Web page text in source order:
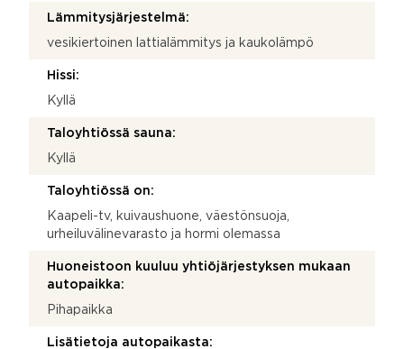
Lämmitysjärjestelmä:
vesikiertoinen lattialämmitys ja kaukolämpö
Hissi:
Kyllä
Taloyhtiössä sauna:
Kyllä
Taloyhtiössä on:
Kaapeli-tv, kuivaushuone, väestönsuoja,
urheiluvälinevarasto ja hormi olemassa
Huoneistoon kuuluu yhtiöjärjestyksen mukaan
autopaikka:
Pihapaikka
Lisätietoja autopaikasta: